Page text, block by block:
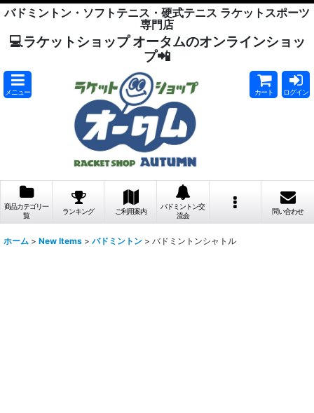
バドミントン・ソフトテニス・硬式テニス ラケットスポーツ
専門店
💻ラケットショップ オータムのオンラインショッ
プ📲
メニュー カート ログイン
商品カテゴリ一
覧
ランキング ご利用案内
バドミントン交
流会
問い合わせ
ホーム > New Items > バドミントン > バドミントンシャトル